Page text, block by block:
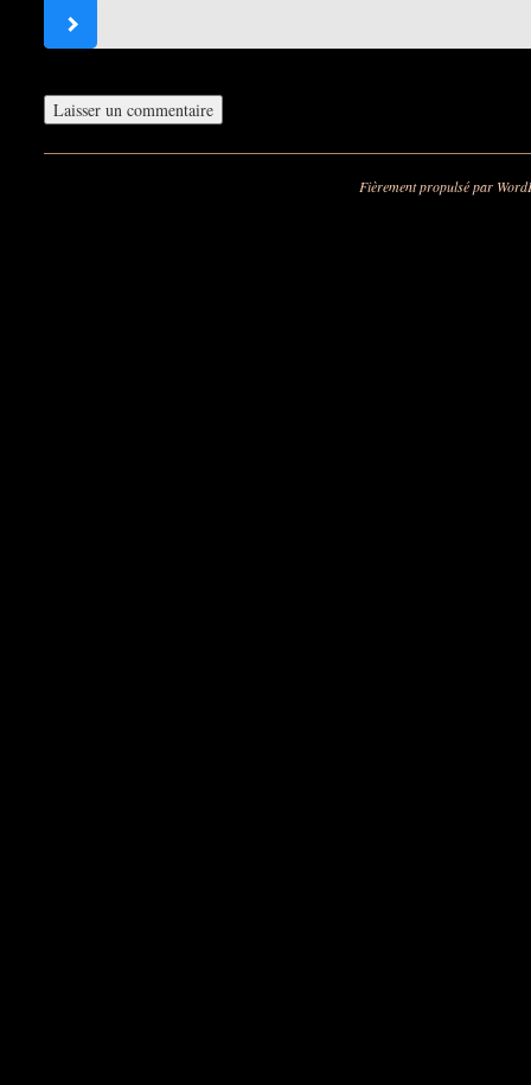
Fièrement propulsé par